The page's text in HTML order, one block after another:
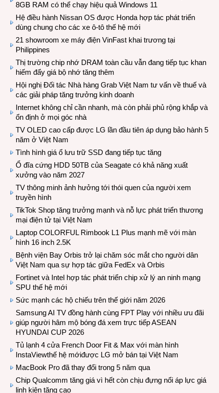
8GB RAM có thể chạy hiệu quả Windows 11
Hệ điều hành Nissan OS được Honda hợp tác phát triển
dùng chung cho các xe ô-tô thế hệ mới
21 showroom xe máy điện VinFast khai trương tại
Philippines
Thị trường chip nhớ DRAM toàn cầu vẫn đang tiếp tục khan
hiếm đẩy giá bộ nhớ tăng thêm
Hội nghị Đối tác Nhà hàng Grab Việt Nam tư vấn về thuế và
các giải pháp tăng trưởng kinh doanh
Internet không chỉ cần nhanh, mà còn phải phủ rộng khắp và
ổn định ở mọi góc nhà
TV OLED cao cấp được LG lần đầu tiên áp dụng bảo hành 5
năm ở Việt Nam
Tình hình giá ổ lưu trữ SSD đang tiếp tục tăng
Ổ đĩa cứng HDD 50TB của Seagate có khả năng xuất
xưởng vào năm 2027
TV thông minh ảnh hưởng tới thói quen của người xem
truyền hình
TikTok Shop tăng trưởng mạnh và nỗ lực phát triển thương
mại điện tử tại Việt Nam
Laptop COLORFUL Rimbook L1 Plus mạnh mẽ với màn
hình 16 inch 2.5K
Bệnh viện Bay Orbis trở lại chăm sóc mắt cho người dân
Việt Nam qua sự hợp tác giữa FedEx và Orbis
Fortinet và Intel hợp tác phát triển chip xử lý an ninh mạng
SPU thế hệ mới
Sức mạnh các hộ chiếu trên thế giới năm 2026
Samsung AI TV đồng hành cùng FPT Play với nhiều ưu đãi
giúp người hâm mộ bóng đá xem trực tiếp ASEAN
HYUNDAI CUP 2026
Tủ lạnh 4 cửa French Door Fit & Max với màn hình
InstaViewthế hệ mớiđược LG mở bán tại Việt Nam
MacBook Pro đã thay đổi trong 5 năm qua
Chip Qualcomm tăng giá vì hết còn chịu đựng nổi áp lực giá
linh kiện tăng cao